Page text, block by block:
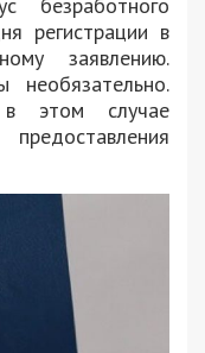
безработного
регистрации в
заявлению.
этом случае